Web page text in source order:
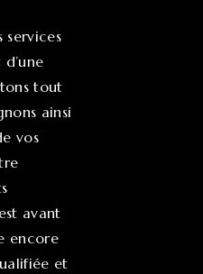
services
tout
ainsi
vos
avant
encore
et